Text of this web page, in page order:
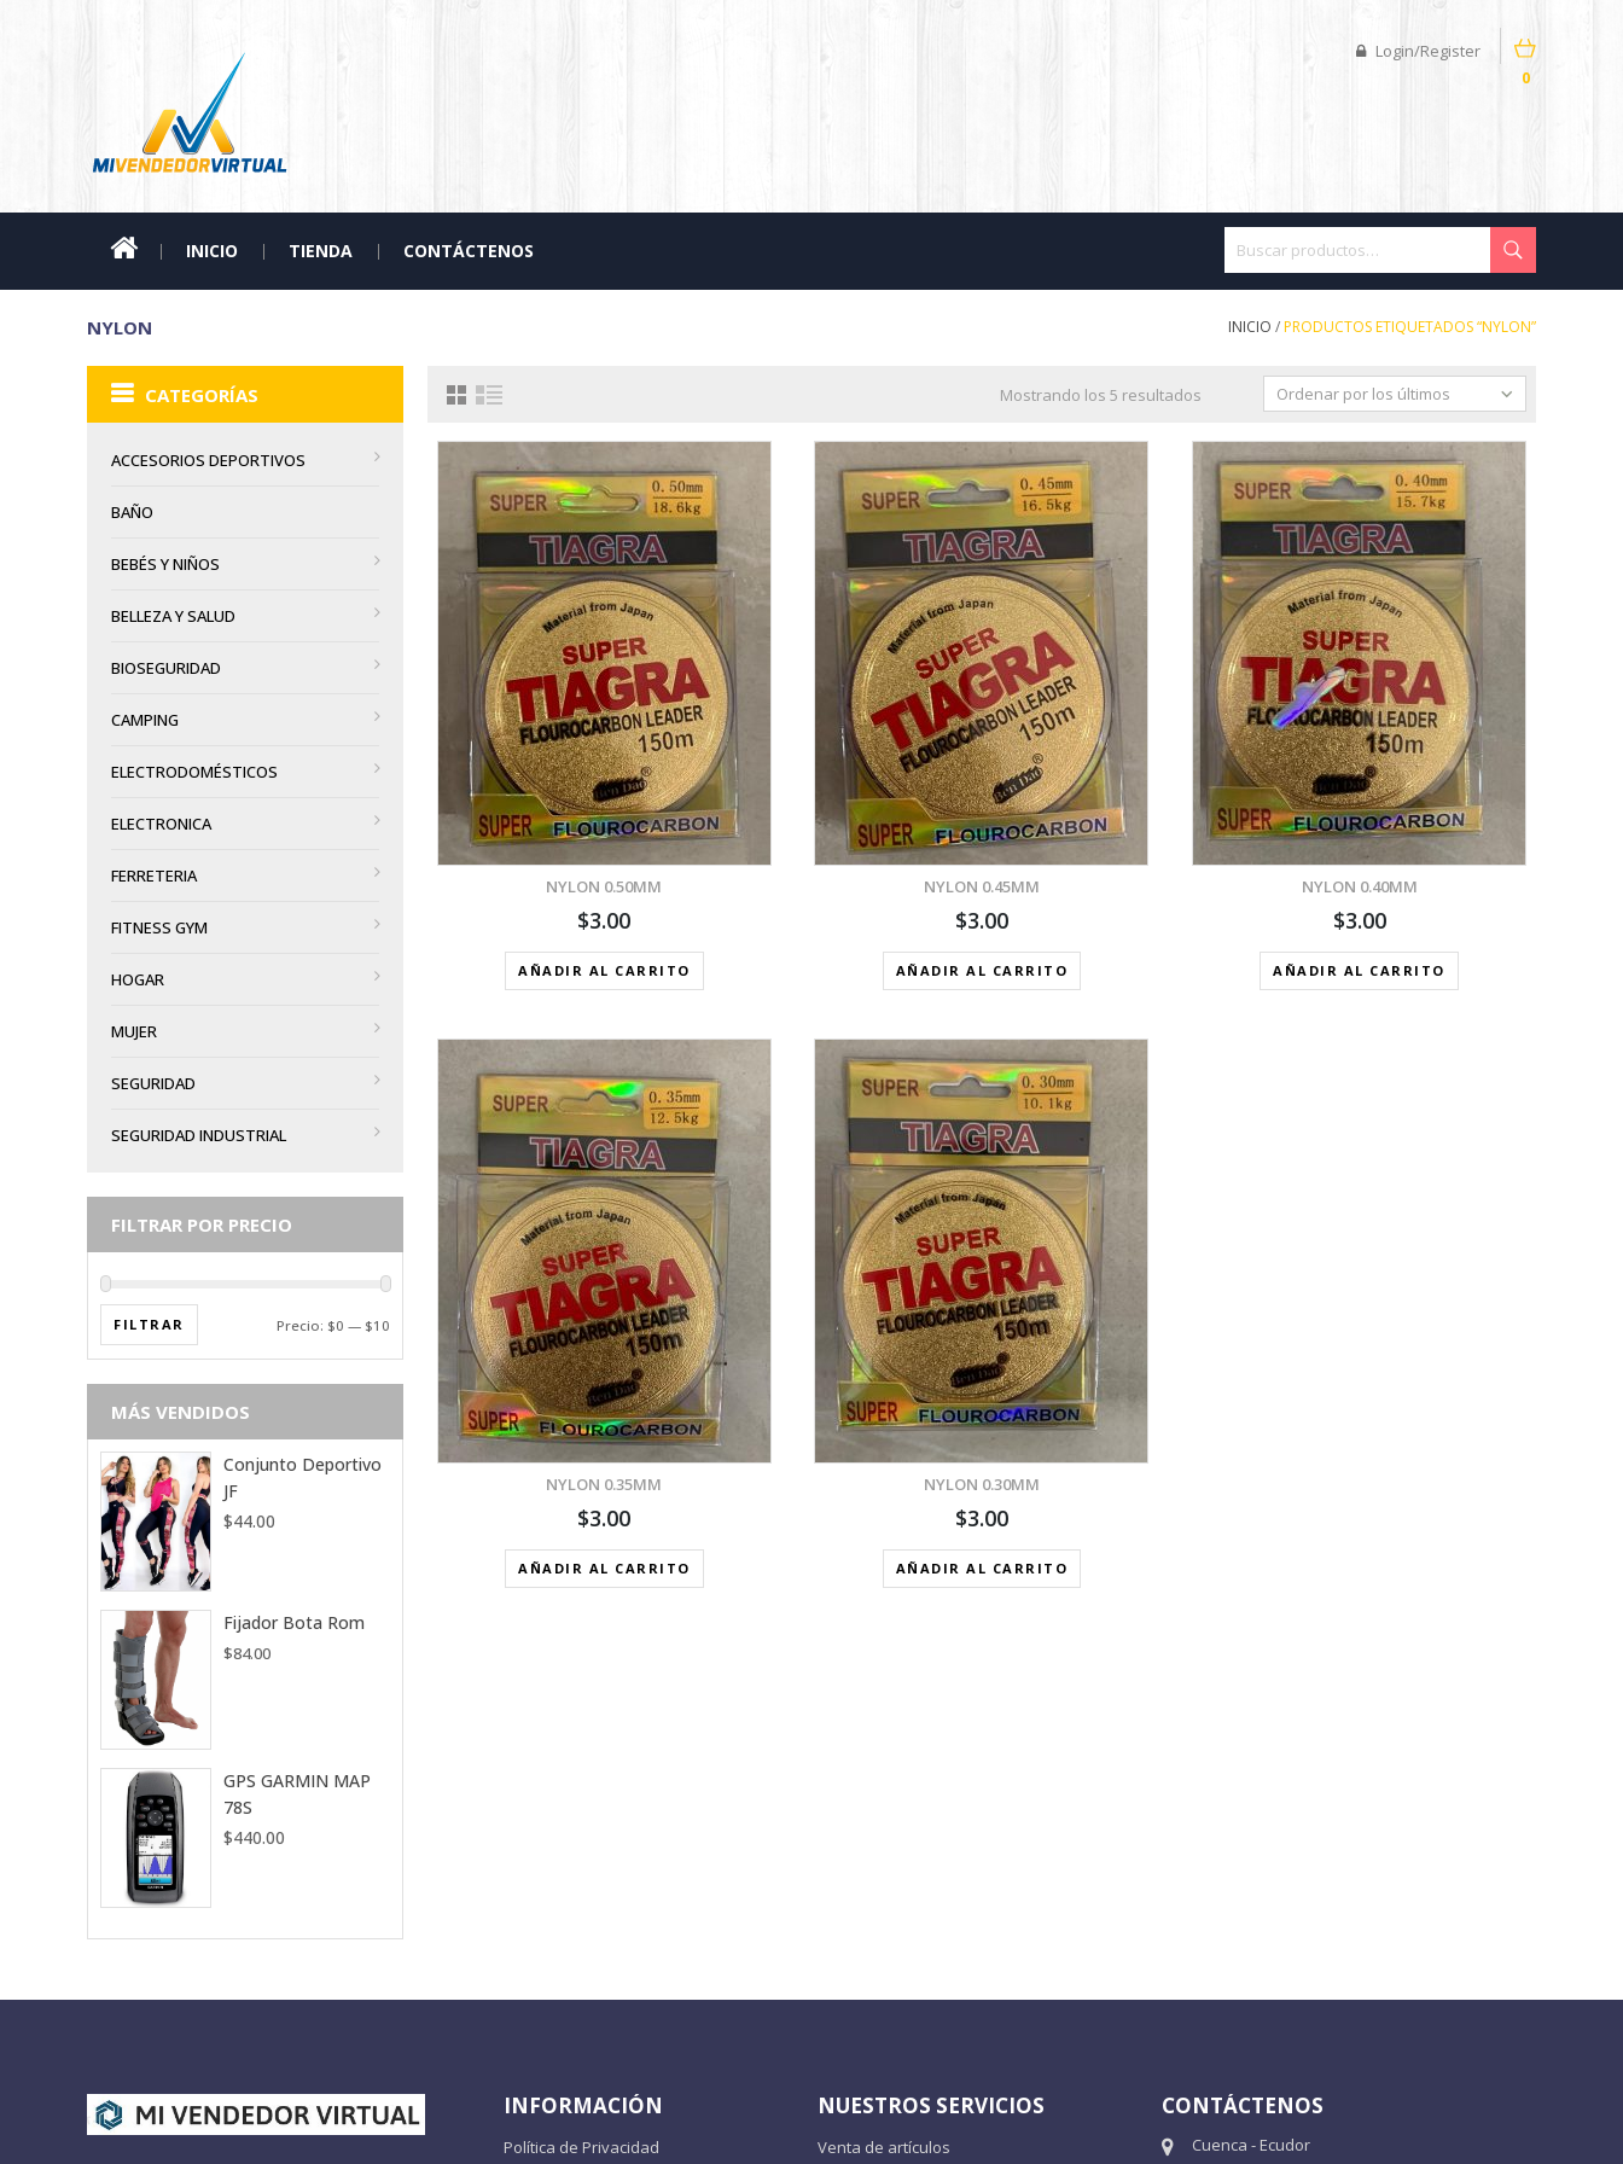
0
Login/Register
INICIO TIENDA CONTÁCTENOS
NYLON INICIO /PRODUCTOS ETIQUETADOS “NYLON”
Mostrando los 5 resultados Ordenar por los últimos
NYLON 0.50MM
$3.00
AÑADIR AL CARRITO
VISTA RÁPIDA
AÑADIR A LA LISTA DE DESEOS
NYLON 0.45MM
$3.00
AÑADIR AL CARRITO
VISTA RÁPIDA
AÑADIR A LA LISTA DE DESEOS
NYLON 0.40MM
$3.00
AÑADIR AL CARRITO
AÑADIR A LA LISTA DE DESEOS
NYLON 0.35MM
$3.00
AÑADIR AL CARRITO
VISTA RÁPIDA
AÑADIR A LA LISTA DE DESEOS
NYLON 0.30MM
$3.00
AÑADIR AL CARRITO
CATEGORÍAS
ACCESORIOS DEPORTIVOS
BAÑO
BEBÉS Y NIÑOS
BELLEZA Y SALUD
BIOSEGURIDAD
CAMPING
ELECTRODOMÉSTICOS
ELECTRONICA
FERRETERIA
FITNESS GYM
HOGAR
MUJER
SEGURIDAD
SEGURIDAD INDUSTRIAL
FILTRAR POR PRECIO
FILTRAR Precio: $0 — $10
MÁS VENDIDOS
Conjunto Deportivo
JF
$44.00
Fijador Bota Rom
$84.00
GPS GARMIN MAP
78S
$440.00
INFORMACIÓN
Política de Privacidad
NUESTROS SERVICIOS
Venta de artículos
CONTÁCTENOS
Cuenca - Ecudor